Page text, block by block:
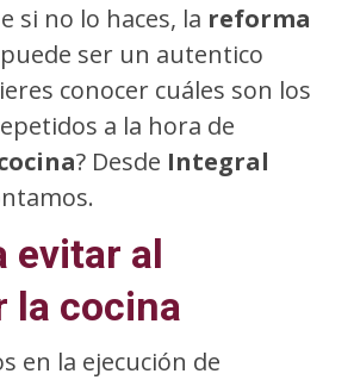
si no lo haces, la reforma
puede ser un autentico
conocer cuáles son los
a la hora de
? Desde Integral
evitar al
la cocina
en la ejecución de